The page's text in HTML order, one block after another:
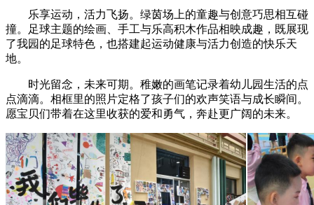
乐享运动，活力飞扬。绿茵场上的童趣与创意巧思相互碰
撞。足球主题的绘画、手工与乐高积木作品相映成趣，既展现
了我园的足球特色，也搭建起运动健康与活力创造的快乐天
地。
时光留念，未来可期。稚嫩的画笔记录着幼儿园生活的点
点滴滴。相框里的照片定格了孩子们的欢声笑语与成长瞬间。
愿宝贝们带着在这里收获的爱和勇气，奔赴更广阔的未来。